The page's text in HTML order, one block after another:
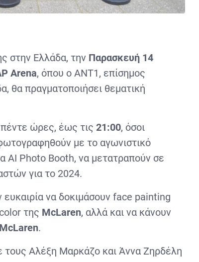
στην Ελλάδα, την Παρασκευή 14
Arena, όπου ο ΑΝΤ1, επίσημος
θα πραγματοποιήσει θεματική
πέντε ώρες, έως τις 21:00, όσοι
με το αγωνιστικό
ΑΙ Photo Booth, να μετατραπούν σε
για το 2024.
να δοκιμάσουν face painting
της McLaren, αλλά και να κάνουν
McLaren.
τους Αλέξη Μαρκάζο και Άννα Ζηρδέλη